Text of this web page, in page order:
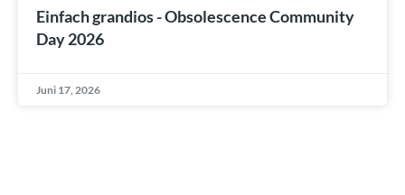
Einfach grandios - Obsolescence Community
Day 2026
Juni 17, 2026